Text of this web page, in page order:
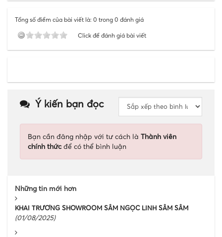
Tổng số điểm của bài viết là: 0 trong 0 đánh giá
Click để đánh giá bài viết
Ý kiến bạn đọc
Bạn cần đăng nhập với tư cách là Thành viên
chính thứcđể có thể bình luận
Những tin mới hơn
KHAI TRƯƠNG SHOWROOM SÂM NGỌC LINH SÂM SÂM
(01/08/2025)